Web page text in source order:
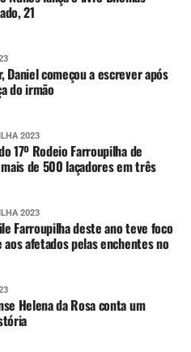
21
Daniel começou a escrever após
do irmão
2023
17º Rodeio Farroupilha de
de 500 laçadores em três
2023
Farroupilha deste ano teve foco
aos afetados pelas enchentes no
Helena da Rosa conta um